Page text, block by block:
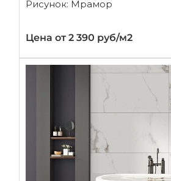
Рисунок: Мрамор
Цена от 2 390 руб/м2